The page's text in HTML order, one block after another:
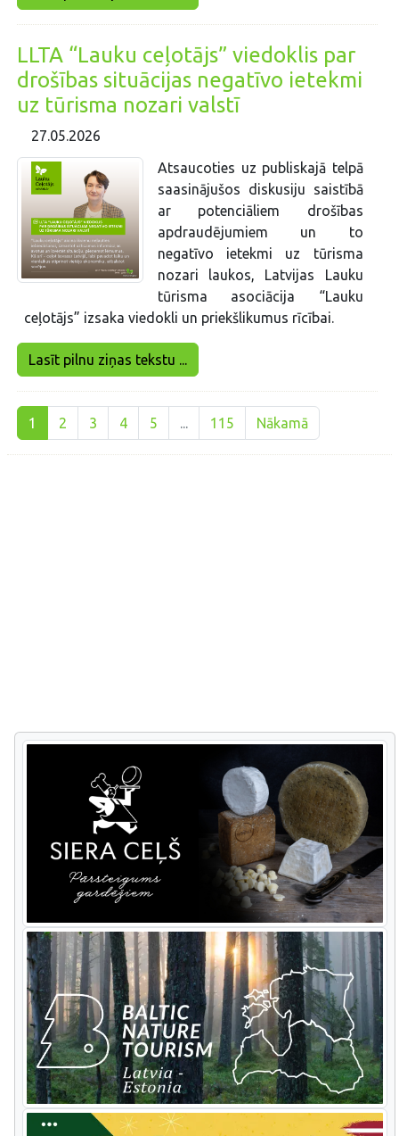
LLTA “Lauku ceļotājs” viedoklis par
drošības situācijas negatīvo ietekmi
uz tūrisma nozari valstī
27.05.2026
Atsaucoties uz publiskajā telpā
saasinājušos diskusiju saistībā
ar potenciāliem drošības
apdraudējumiem un to
negatīvo ietekmi uz tūrisma
nozari laukos, Latvijas Lauku
tūrisma asociācija “Lauku
ceļotājs” izsaka viedokli un priekšlikumus rīcībai.
Lasīt pilnu ziņas tekstu ...
1 2 3 4 5 ... 115 Nākamā